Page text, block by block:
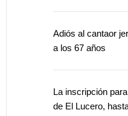
Adiós al cantaor
a los 67 años
La inscripción
de El Lucero,